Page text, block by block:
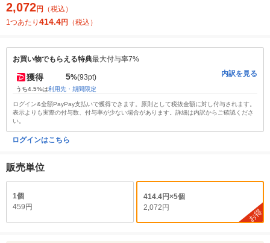
2,072円
（税込）
1つあたり 414.4円 （税込）
お買い物でもらえる特典最大付与率7%
獲得 5%(93pt)
うち4.5%は利用先・期間限定
内訳を見る
ログイン&全額PayPay支払いで獲得できます。原則として税抜金額に対し付与されます。
表示よりも実際の付与数、付与率が少ない場合があります。詳細は内訳からご確認くださ
い。
ログインはこちら
販売単位
1個
459円
414.4円×5個
2,072円
お得